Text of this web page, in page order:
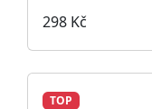
298 Kč
TOP